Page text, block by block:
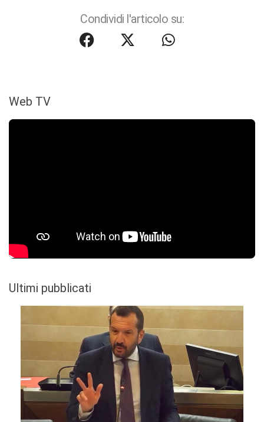
Condividi l'articolo su:
Web TV
Ultimi pubblicati